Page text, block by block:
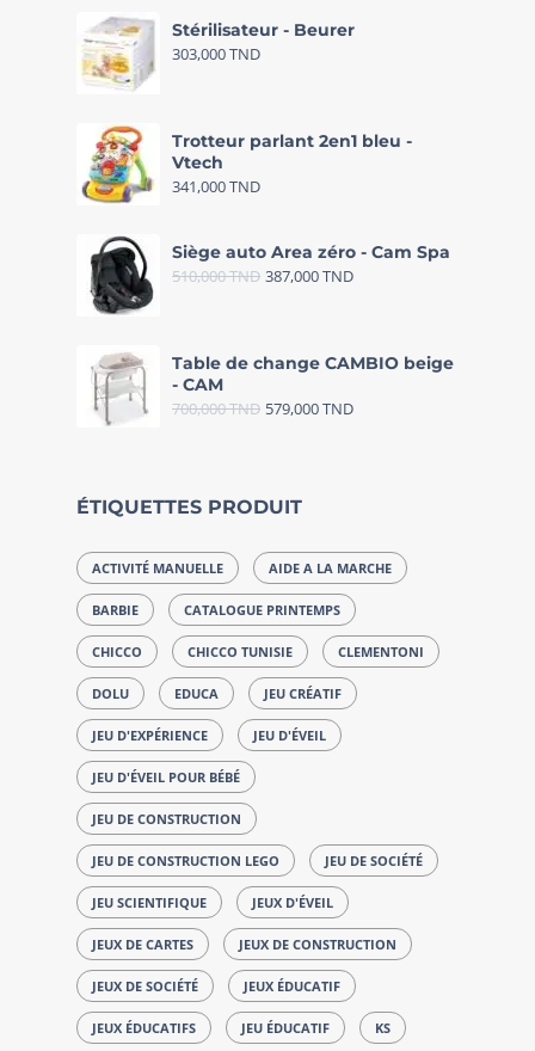
Stérilisateur - Beurer
303,000TND
Trotteur parlant 2en1 bleu -
Vtech
341,000TND
Siège auto Area zéro - Cam Spa
510,000TND 387,000TND
Table de change CAMBIO beige
- CAM
700,000TND 579,000TND
ÉTIQUETTES PRODUIT
ACTIVITÉ MANUELLE AIDE A LA MARCHE
BARBIE CATALOGUE PRINTEMPS
CHICCO CHICCO TUNISIE CLEMENTONI
DOLU EDUCA JEU CRÉATIF
JEU D'EXPÉRIENCE JEU D'ÉVEIL
JEU D'ÉVEIL POUR BÉBÉ
JEU DE CONSTRUCTION
JEU DE CONSTRUCTION LEGO JEU DE SOCIÉTÉ
JEU SCIENTIFIQUE JEUX D'ÉVEIL
JEUX DE CARTES JEUX DE CONSTRUCTION
JEUX DE SOCIÉTÉ JEUX ÉDUCATIF
JEUX ÉDUCATIFS JEU ÉDUCATIF KS